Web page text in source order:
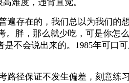
难度，违背直觉。
遍存在的 ，我们总以为我们的
。胖，那么就少吃，可是你怎
是不会说出来的。1985年可口
路径保证不发生偏差，刻意练